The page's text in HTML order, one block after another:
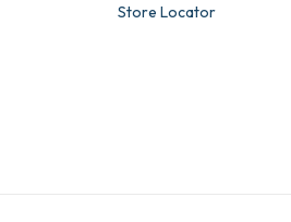
Store Locator